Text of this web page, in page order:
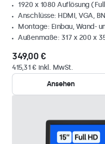
1920 x 1080 Auflösung
Anschlüsse: HDMI, VGA,
Montage: Einbau, Wand-
Außenmaße: 317 x 200 x
349,00 €
415,31 € inkl. MwSt.
Ansehen